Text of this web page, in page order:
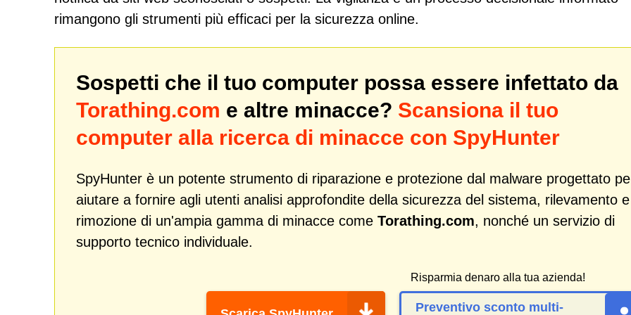
rimangono gli strumenti più efficaci per la sicurezza online.
Sospetti che il tuo computer possa essere infettato da
Torathing.com e altre minacce? Scansiona il tuo
computer alla ricerca di minacce con SpyHunter
SpyHunter è un potente strumento di riparazione e protezione dal malware progettato
aiutare a fornire agli utenti analisi approfondite della sicurezza del sistema, rilevamento e
rimozione di un'ampia gamma di minacce come Torathing.com, nonché un servizio di
supporto tecnico individuale.
Risparmia denaro alla tua azienda!
Preventivo sconto multi-